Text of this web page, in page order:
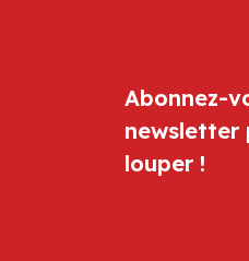
Abonnez-
newsletter
louper !